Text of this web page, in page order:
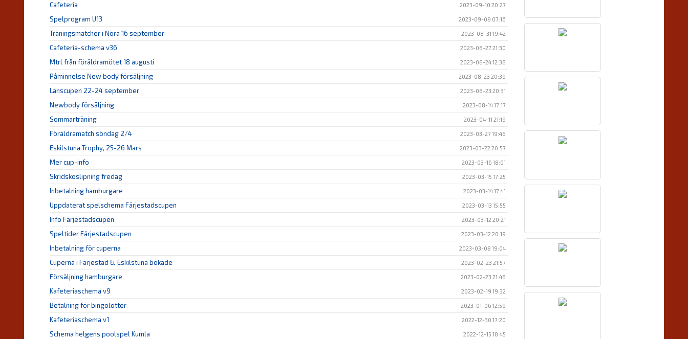
Cafeteria 2023-09-10 20:27
Spelprogram U13 2023-09-09 07:16
Träningsmatcher i Nora 16 september 2023-08-31 19:42
Cafeteria-schema v36 2023-08-27 21:30
Mtrl från föräldramötet 18 augusti 2023-08-24 12:38
Påminnelse New body försäljning 2023-08-23 20:39
Länscupen 22-24 september 2023-08-23 20:31
Newbody försäljning 2023-08-14 17:17
Sommarträning 2023-04-11 21:19
Föräldramatch söndag 2/4 2023-03-27 19:46
Eskilstuna Trophy, 25-26 Mars 2023-03-22 20:57
Mer cup-info 2023-03-16 18:01
Skridskoslipning fredag 2023-03-15 17:25
Inbetalning hamburgare 2023-03-14 17:41
Uppdaterat spelschema Färjestadscupen 2023-03-13 15:55
Info Färjestadscupen 2023-03-12 20:21
Speltider Färjestadscupen 2023-03-12 20:19
Inbetalning för cuperna 2023-03-08 19:04
Cuperna i Färjestad & Eskilstuna bokade 2023-02-23 21:57
Försäljning hamburgare 2023-02-23 21:48
Kafeteriaschema v9 2023-02-19 19:32
Betalning för bingolotter 2023-01-06 12:59
Kafeteriaschema v1 2022-12-30 17:20
Schema helgens poolspel Kumla 2022-12-15 18:45